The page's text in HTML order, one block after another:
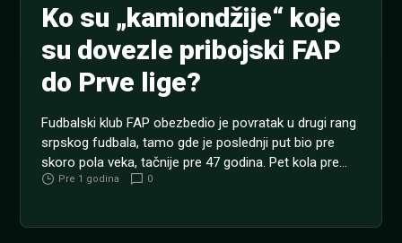
Ko su „kamiondžije“ koje
su dovezle pribojski FAP
do Prve lige?
Fudbalski klub FAP obezbedio je povratak u drugi rang
srpskog fudbala, tamo gde je poslednji put bio pre
skoro pola veka, tačnije pre 47 godina. Pet kola pre
kraja sezone popularne „kamiondžije“ su rezervisale
Pre 1 godina 0